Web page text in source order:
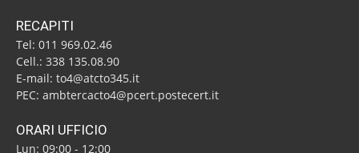
RECAPITI
Tel: 011 969.02.46
Cell.: 338 135.08.90
E-mail: to4@atcto345.it
PEC: ambtercacto4@pcert.postecert.it
ORARI UFFICIO
Lun: 09:00 - 12:00